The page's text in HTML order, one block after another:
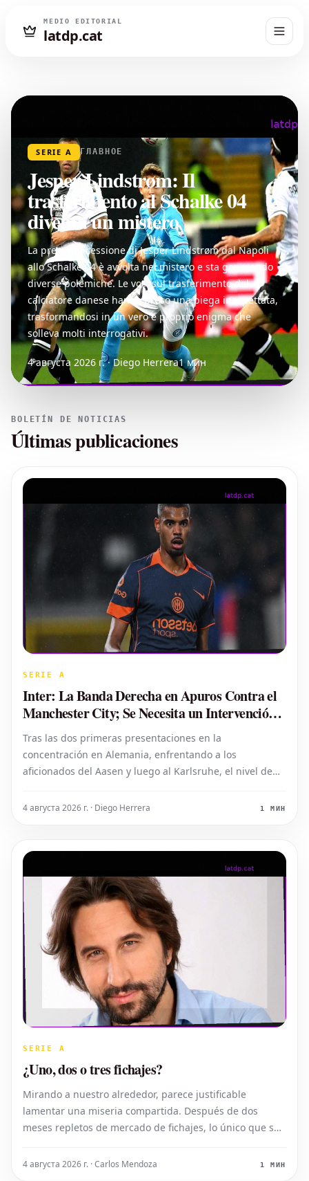
MEDIO EDITORIAL
latdp.cat
SERIE A ГЛАВНОЕ
Jesper Lindstrøm: Il
trasferimento al Schalke 04
diventa un mistero
La presunta cessione di Jesper Lindstrøm dal Napoli
allo Schalke 04 è avvolta nel mistero e sta generando
diverse polemiche. Le voci sul trasferimento del
calciatore danese hanno preso una piega inaspettata,
trasformandosi in un vero e proprio enigma che
solleva molti interrogativi.
4 августа 2026 г. · Diego Herrera1 мин
BOLETÍN DE NOTICIAS
Últimas publicaciones
SERIE A
Inter: La Banda Derecha en Apuros Contra el
Manchester City; Se Necesita un Intervención
en el Mercado
Tras las dos primeras presentaciones en la
concentración en Alemania, enfrentando a los
aficionados del Aasen y luego al Karlsruhe, el nivel de
notablemente en el encuentro celebrado en Hong Kong
4 августа 2026 г. · Diego Herrera 1 МИН
SERIE A
¿Uno, dos o tres fichajes?
Mirando a nuestro alrededor, parece justificable
lamentar una miseria compartida. Después de dos
meses repletos de mercado de fichajes, lo único que se
inversiones. La incertidumbre se cierne sobre las
4 августа 2026 г. · Carlos Mendoza 1 МИН